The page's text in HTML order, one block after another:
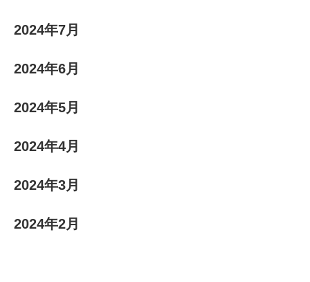
2024年7月
2024年6月
2024年5月
2024年4月
2024年3月
2024年2月